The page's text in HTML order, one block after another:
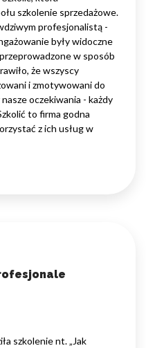
szkolenie sprzedażowe.
profesjonalistą -
były widoczne
w sposób
że wszyscy
i zmotywowani do
oczekiwania - każdy
to firma godna
z ich usług w
szkolenie nt. „Jak